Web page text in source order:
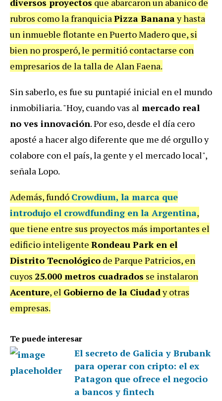
diversos proyectos que abarcaron un abanico de
rubros como la franquiciaPizza Bananay hasta
un inmueble flotante en Puerto Madero que, si
bien no prosperó, le permitió contactarse con
empresarios de la talla de Alan Faena.
Sin saberlo, es fue su puntapié inicial en el mundo
inmobiliaria. "Hoy, cuando vas al mercado real
no ves innovación. Por eso, desde el día cero
aposté a hacer algo diferente que me dé orgullo y
colabore con el país, la gente y el mercado local",
señala Lopo.
Además, fundó Crowdium, la marca que
introdujo el crowdfunding en la Argentina,
que tiene entre sus proyectos más importantes el
edificio inteligente Rondeau Park en el
Distrito Tecnológico de Parque Patricios, en
cuyos 25.000 metros cuadrados se instalaron
Acenture, el Gobierno de la Ciudady otras
empresas.
Te puede interesar
El secreto de Galicia y Brubank
para operar con cripto: el ex
Patagon que ofrece el negocio
a bancos y fintech